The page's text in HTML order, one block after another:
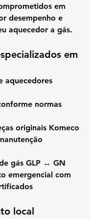
em
desempenho e
aquecedor a gás.
em
aquecedores
normas
originais Komeco
gás GLP ↔ GN
emergencial com
local